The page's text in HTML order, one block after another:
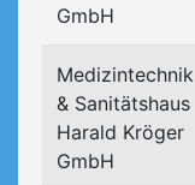
GmbH
Medizintechnik
& Sanitätshaus
Harald Kröger
GmbH